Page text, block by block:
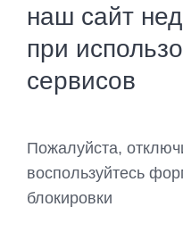
наш сайт
при
сервисов
Пожалуйста,
воспользуйтесь
блокировки